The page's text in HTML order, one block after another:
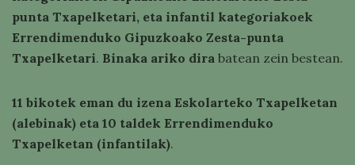
punta Txapelketari, eta infantil kategoriakoek
Errendimenduko Gipuzkoako Zesta-punta
Txapelketari. Binaka ariko dira batean zein bestean.
11 bikotek eman du izena Eskolarteko Txapelketan
(alebinak) eta 10 taldek Errendimenduko
Txapelketan (infantilak).